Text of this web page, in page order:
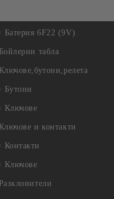
Батерия 6F22 (9V)
Бойлерни табла
Ключове,бутони,релета
Бутони
Ключове
Ключове и контакти
Контакти
Ключове
Разклонители